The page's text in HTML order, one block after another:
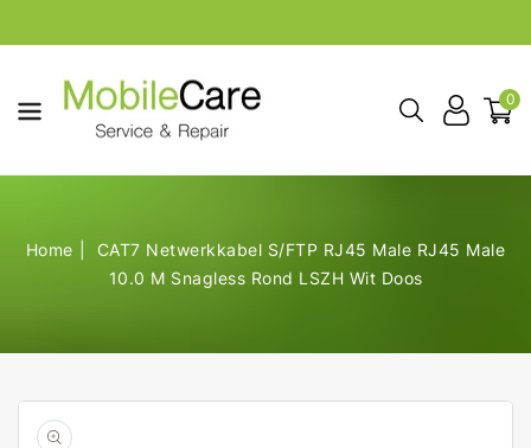
0
Home
CAT7 Netwerkkabel S/FTP RJ45 Male RJ45 Male
10.0 M Snagless Rond LSZH Wit Doos